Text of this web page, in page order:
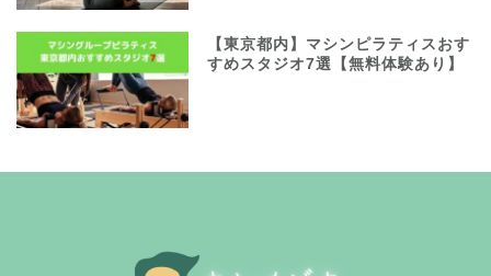
【東京都内】マシンピラティスおす
すめスタジオ7選【無料体験あり】